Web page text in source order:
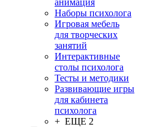
анимация
Наборы психолога
Игровая мебель
для творческих
занятий
Интерактивные
столы психолога
Тесты и методики
Развивающие игры
для кабинета
психолога
+ ЕЩЕ 2